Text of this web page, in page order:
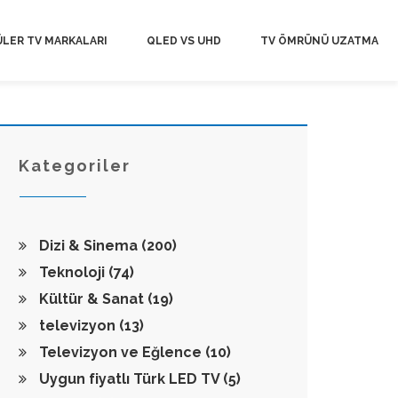
TV MARKALARI QLED VS UHD TV ÖMRÜNÜ UZATMA
Kategoriler
Dizi & Sinema (200)
Teknoloji (74)
Kültür & Sanat (19)
televizyon (13)
Televizyon ve Eğlence (10)
Uygun fiyatlı Türk LED TV (5)